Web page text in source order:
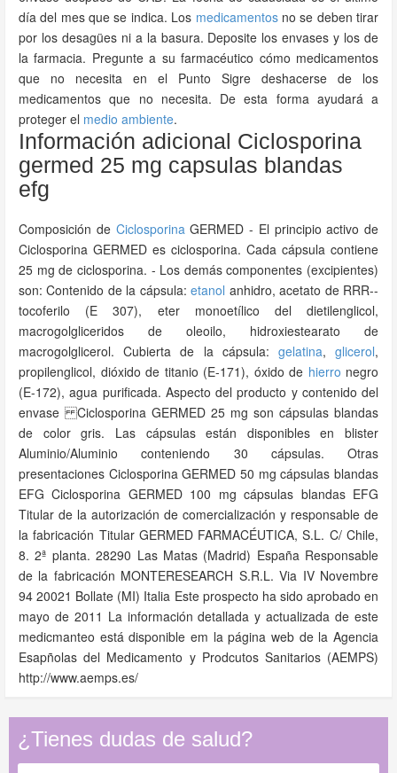
día del mes que se indica. Los medicamentosno se deben tirar
por los desagües ni a la basura. Deposite los envases y los de
la farmacia. Pregunte a su farmacéutico cómo medicamentos
que no necesita en el Punto Sigre deshacerse de los
medicamentos que no necesita. De esta forma ayudará a
proteger el medio ambiente.
Información adicional Ciclosporina
germed 25 mg capsulas blandas
efg
Composición de CiclosporinaGERMED - El principio activo de
Ciclosporina GERMED es ciclosporina. Cada cápsula contiene
25 mg de ciclosporina. - Los demás componentes (excipientes)
son: Contenido de la cápsula:etanol anhidro, acetato de RRR--
tocoferilo (E 307), eter monoetílico del dietilenglicol,
macrogolgliceridos de oleoilo, hidroxiestearato de
macrogolglicerol. Cubierta de la cápsula: gelatina,glicerol,
propilenglicol, dióxido de titanio (E-171), óxido de hierro negro
(E-172), agua purificada. Aspecto del producto y contenido del
envase Ciclosporina GERMED 25 mg son cápsulas blandas
de color gris. Las cápsulas están disponibles en blister
Aluminio/Aluminio conteniendo 30 cápsulas. Otras
presentaciones Ciclosporina GERMED 50 mg cápsulas blandas
EFG Ciclosporina GERMED 100 mg cápsulas blandas EFG
Titular de la autorización de comercialización y responsable de
la fabricación Titular GERMED FARMACÉUTICA, S.L. C/ Chile,
8. 2ª planta. 28290 Las Matas (Madrid) España Responsable
de la fabricación MONTERESEARCH S.R.L. Via IV Novembre
94 20021 Bollate (MI) Italia Este prospecto ha sido aprobado en
mayo de 2011 La información detallada y actualizada de este
medicmanteo está disponible em la página web de la Agencia
Esapñolas del Medicamento y Prodcutos Sanitarios (AEMPS)
http://www.aemps.es/
¿Tienes dudas de salud?